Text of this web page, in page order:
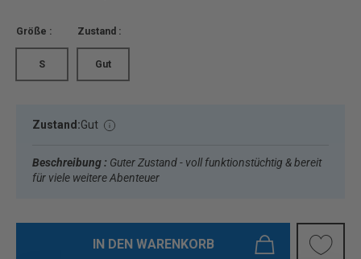
Größe :
S
Zustand :
Gut
Zustand:Gut
Beschreibung : Guter Zustand - voll funktionstüchtig & bereit
für viele weitere Abenteuer
IN DEN WARENKORB